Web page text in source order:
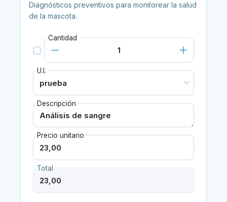
Diagnósticos preventivos para monitorear la salud
de la mascota.
Cantidad
U.I.
Descripción
Precio unitario
Total